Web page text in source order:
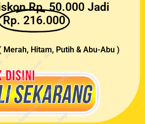
Rp. 50.000 Jadi
Rp. 216.000
Merah, Hitam, Putih & Abu-Abu )